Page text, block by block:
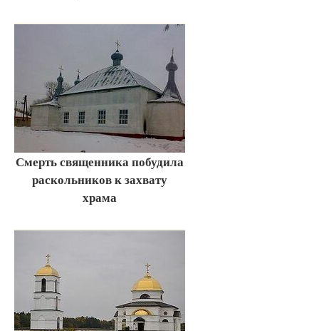
Смерть священника побудила
раскольников к захвату
храма